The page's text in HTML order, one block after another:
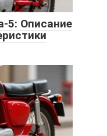
5: Описание